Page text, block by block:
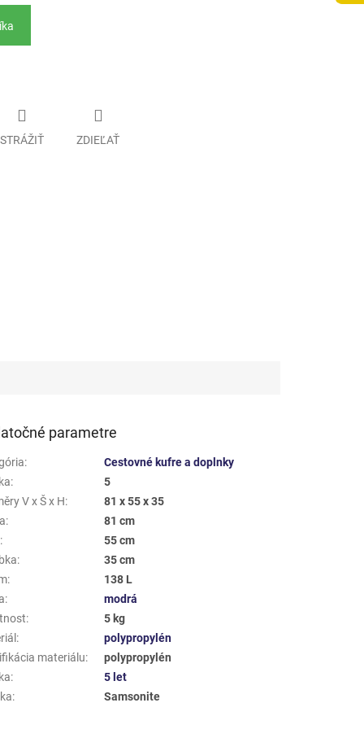
STRÁŽIŤ ZDIEĽAŤ
parametre
:
Cestovné kufre a doplnky
:
5
V x Š x H:
81 x 55 x 35
:
81 cm
:
55 cm
:
35 cm
:
138 L
:
modrá
:
5 kg
:
polypropylén
materiálu:
polypropylén
:
5 let
: Samsonite